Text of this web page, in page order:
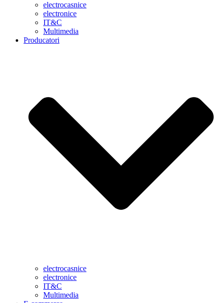
electrocasnice
electronice
IT&C
Multimedia
Producatori
electrocasnice
electronice
IT&C
Multimedia